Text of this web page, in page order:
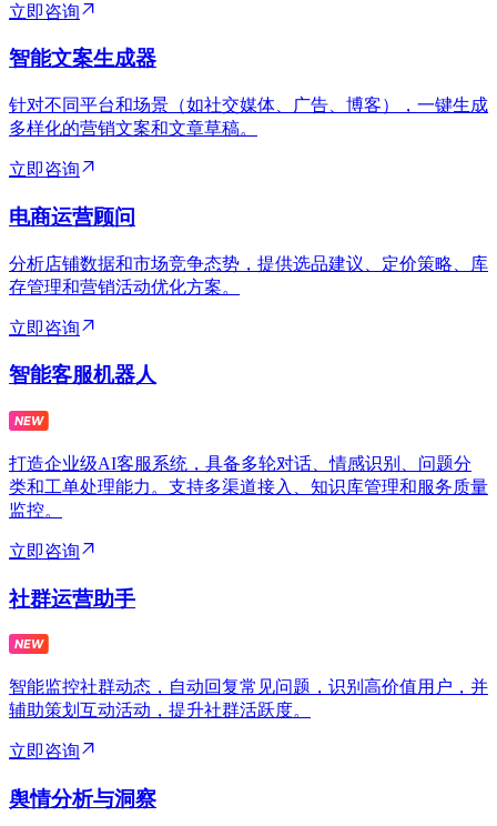
立即咨询
智能文案生成器
针对不同平台和场景（如社交媒体、广告、博客），一键生成
多样化的营销文案和文章草稿。
立即咨询
电商运营顾问
分析店铺数据和市场竞争态势，提供选品建议、定价策略、库
存管理和营销活动优化方案。
立即咨询
智能客服机器人
打造企业级AI客服系统，具备多轮对话、情感识别、问题分
类和工单处理能力。支持多渠道接入、知识库管理和服务质量
监控。
立即咨询
社群运营助手
智能监控社群动态，自动回复常见问题，识别高价值用户，并
辅助策划互动活动，提升社群活跃度。
立即咨询
舆情分析与洞察